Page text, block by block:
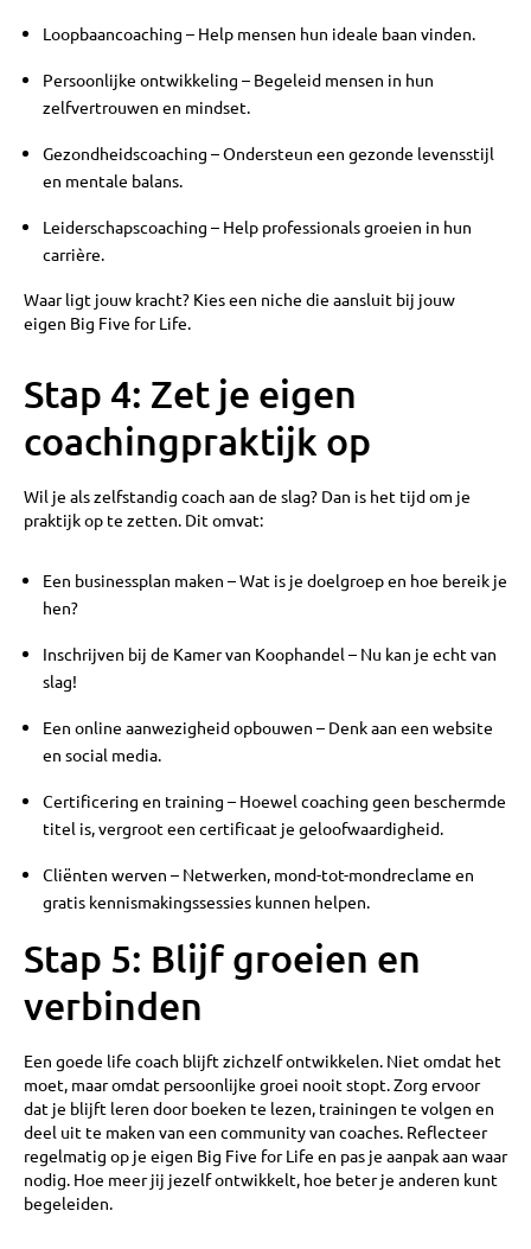
Loopbaancoaching – Help mensen hun ideale baan vinden.
Persoonlijke ontwikkeling – Begeleid mensen in hun
zelfvertrouwen en mindset.
Gezondheidscoaching – Ondersteun een gezonde levensstijl
en mentale balans.
Leiderschapscoaching – Help professionals groeien in hun
carrière.
Waar ligt jouw kracht? Kies een niche die aansluit bij jouw
eigen Big Five for Life.
Stap 4: Zet je eigen
coachingpraktijk op
Wil je als zelfstandig coach aan de slag? Dan is het tijd om je
praktijk op te zetten. Dit omvat:
Een businessplan maken – Wat is je doelgroep en hoe bereik je
hen?
Inschrijven bij de Kamer van Koophandel – Nu kan je echt van
slag!
Een online aanwezigheid opbouwen – Denk aan een website
en social media.
Certificering en training – Hoewel coaching geen beschermde
titel is, vergroot een certificaat je geloofwaardigheid.
Cliënten werven – Netwerken, mond-tot-mondreclame en
gratis kennismakingssessies kunnen helpen.
Stap 5: Blijf groeien en
verbinden
Een goede life coach blijft zichzelf ontwikkelen. Niet omdat het
moet, maar omdat persoonlijke groei nooit stopt. Zorg ervoor
dat je blijft leren door boeken te lezen, trainingen te volgen en
deel uit te maken van een community van coaches. Reflecteer
regelmatig op je eigen Big Five for Life en pas je aanpak aan waar
nodig. Hoe meer jij jezelf ontwikkelt, hoe beter je anderen kunt
begeleiden.